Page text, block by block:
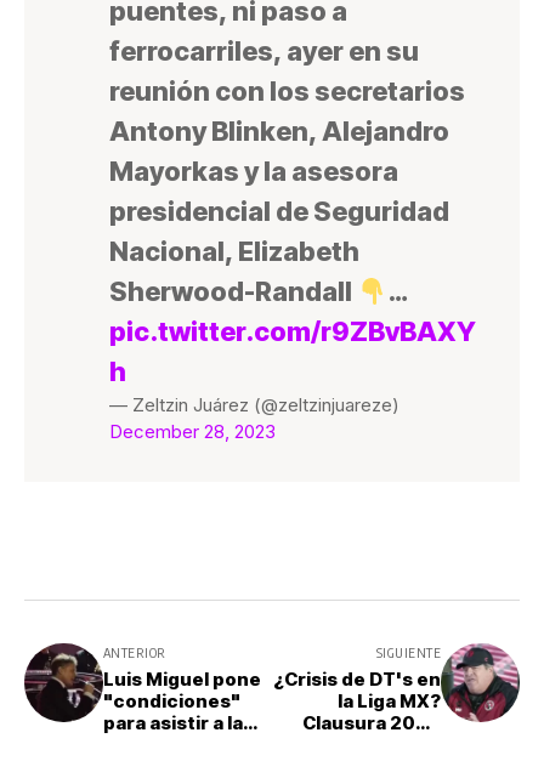
puentes, ni paso a
ferrocarriles, ayer en su
reunión con los secretarios
Antony Blinken, Alejandro
Mayorkas y la asesora
presidencial de Seguridad
Nacional, Elizabeth
Sherwood-Randall
…
pic.twitter.com/r9ZBvBAXY
h
— Zeltzin Juárez (@zeltzinjuareze)
December 28, 2023
ANTERIOR
Luis Miguel pone
"condiciones"
para asistir a la
SIGUIENTE
¿Crisis de DT's en
la Liga MX?
Clausura 2024